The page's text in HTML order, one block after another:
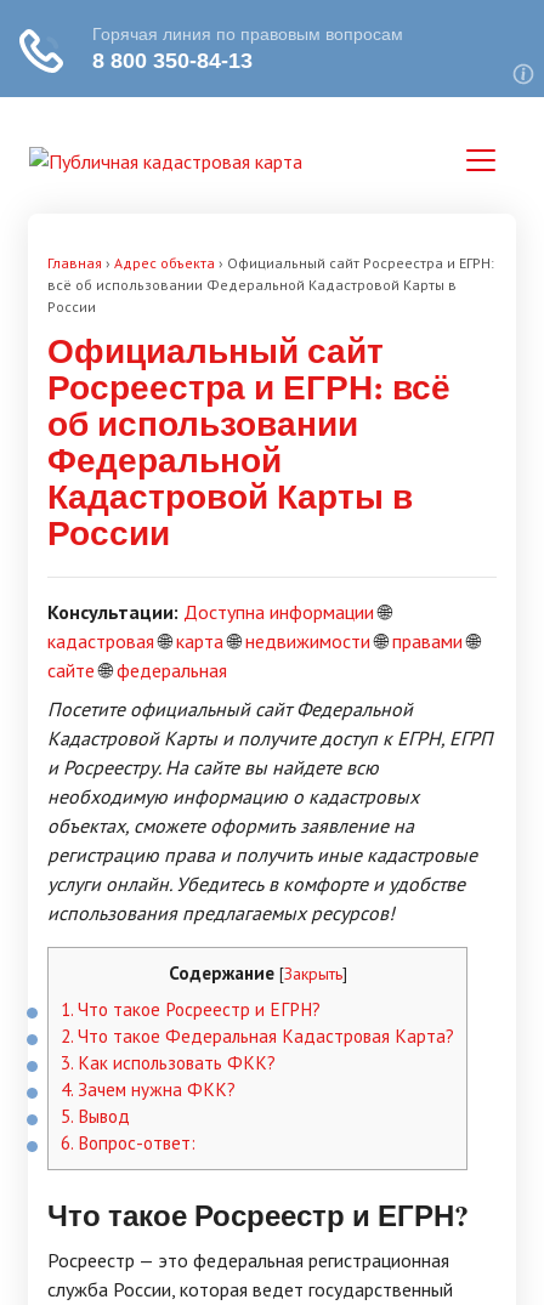
Главная › Адрес объекта › Официальный сайт Росреестра и ЕГРН:
всё об использовании Федеральной Кадастровой Карты в
России
Официальный сайт
Росреестра и ЕГРН: всё
об использовании
Федеральной
Кадастровой Карты в
России
Консультации: Доступна информации🌐
кадастровая🌐карта🌐недвижимости🌐правами🌐
сайте🌐федеральная
Посетите официальный сайт Федеральной
Кадастровой Карты и получите доступ к ЕГРН, ЕГРП
и Росреестру. На сайте вы найдете всю
необходимую информацию о кадастровых
объектах, сможете оформить заявление на
регистрацию права и получить иные кадастровые
услуги онлайн. Убедитесь в комфорте и удобстве
использования предлагаемых ресурсов!
Содержание [Закрыть]
1. Что такое Росреестр и ЕГРН?
2. Что такое Федеральная Кадастровая Карта?
3. Как использовать ФКК?
4. Зачем нужна ФКК?
5. Вывод
6. Вопрос-ответ:
Что такое Росреестр и ЕГРН?
Росреестр — это федеральная регистрационная
служба России, которая ведет государственный